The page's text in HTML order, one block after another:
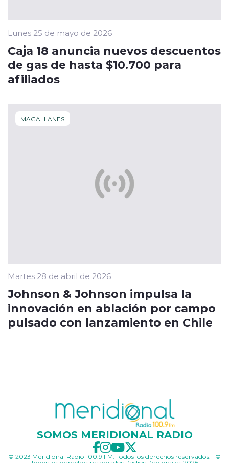
Lunes 25 de mayo de 2026
Caja 18 anuncia nuevos descuentos
de gas de hasta $10.700 para
afiliados
MAGALLANES
Martes 28 de abril de 2026
Johnson & Johnson impulsa la
innovación en ablación por campo
pulsado con lanzamiento en Chile
SOMOS MERIDIONAL RADIO
© 2023 Meridional Radio 100.9 FM. Todos los derechos reservados. ©